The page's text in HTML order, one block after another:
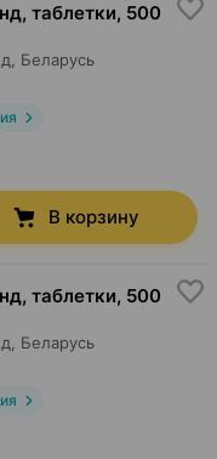
таблетки, 500
, Беларусь
В корзину
таблетки, 500
, Беларусь